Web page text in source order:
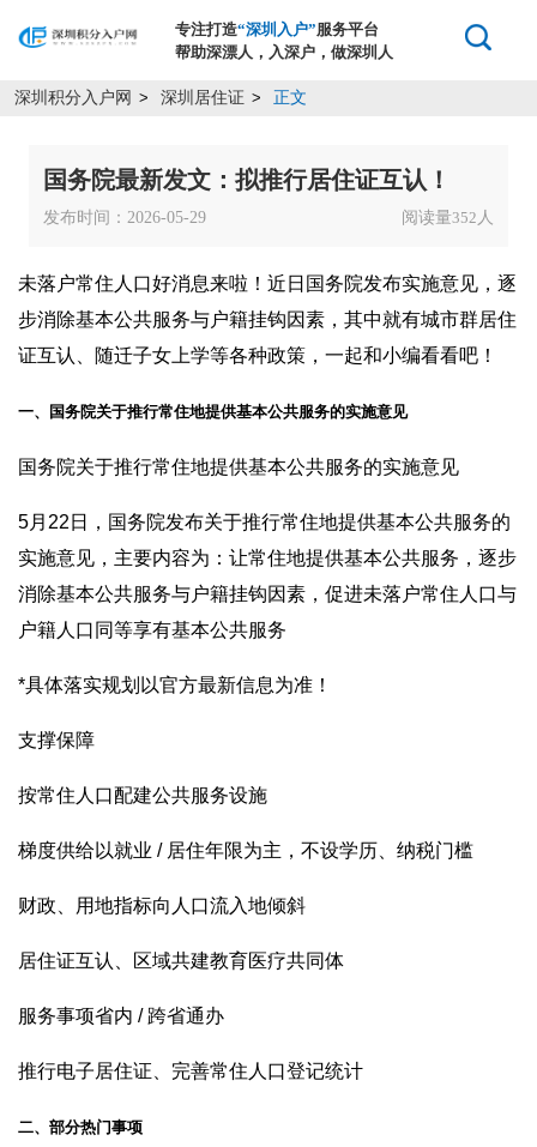
专注打造“深圳入户”服务平台
帮助深漂人，入深户，做深圳人
深圳积分入户网 > 深圳居住证 > 正文
国务院最新发文：拟推行居住证互认！
发布时间：2026-05-29 阅读量352 人
未落户常住人口好消息来啦！近日国务院发布实施意见，逐
步消除基本公共服务与户籍挂钩因素，其中就有城市群居住
证互认、随迁子女上学等各种政策，一起和小编看看吧！
一、国务院关于推行常住地提供基本公共服务的实施意见
国务院关于推行常住地提供基本公共服务的实施意见
5月22日，国务院发布关于推行常住地提供基本公共服务的
实施意见，主要内容为：让常住地提供基本公共服务，逐步
消除基本公共服务与户籍挂钩因素，促进未落户常住人口与
户籍人口同等享有基本公共服务
*具体落实规划以官方最新信息为准！
支撑保障
按常住人口配建公共服务设施
梯度供给以就业 / 居住年限为主，不设学历、纳税门槛
财政、用地指标向人口流入地倾斜
居住证互认、区域共建教育医疗共同体
服务事项省内 / 跨省通办
推行电子居住证、完善常住人口登记统计
二、部分热门事项